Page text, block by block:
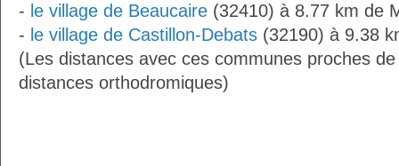
- le village de Beaucaire (32410) à 8.77 km de
- le village de Castillon-Debats (32190) à 9.38
(Les distances avec ces communes proches
distances orthodromiques)